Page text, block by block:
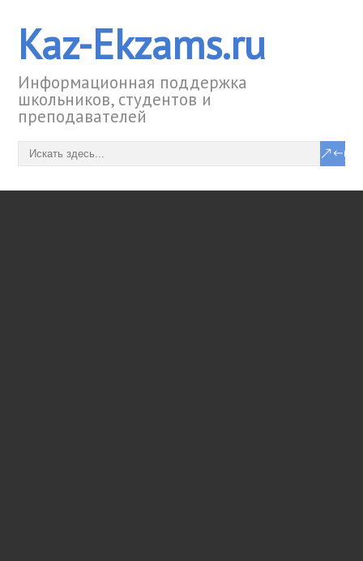
Kaz-Ekzams.ru
Информационная поддержка
школьников, студентов и
преподавателей